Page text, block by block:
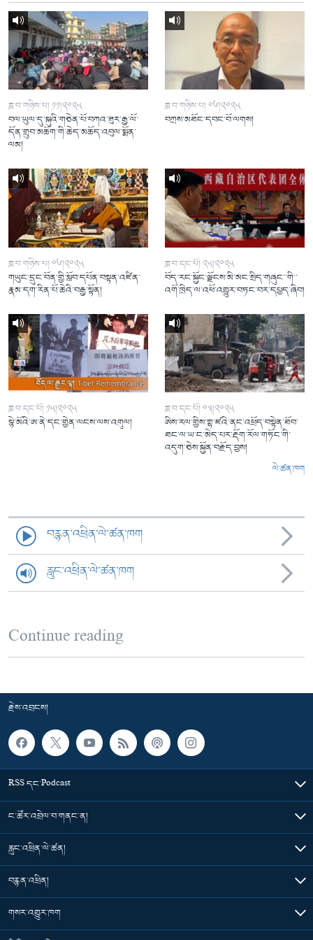
ཟླ་བ་གཉིས་པ། ༡༡།༢༠༢༥
བལ་ཡུལ་དུ་སྐུའི་གཅེན་པོ་བཀའ་ཟུར་རྒྱ་ལོ་
དོན་གྲུབ་མཆོག་གི་ཆེད་མཆོད་འབུལ་སྨོན་
ལམ།
ཟླ་བ་གཉིས་པ། ༠༦།༢༠༢༥
བཀྲས་མཐོང་དབང་བོ་ལགས།
ཟླ་བ་གཉིས་པ། ༠༦།༢༠༢༥
གཡུང་དྲུང་བོན་གྱི་སློབ་དཔོན་བསྟན་འཛིན་
རྣམ་དག་རིན་པོ་ཆེའི་བརྒྱ་སྟོན།
ཟླ་བ་དང་པོ། ༢༥།༢༠༢༥
བོད་རང་སྐྱོང་ལྗོངས་མི་མང་སྲིད་གཞུང་་གི་་
འགོ་ཁྲིད་ལ་འཕོ་འགྱུར་བཏང་བར་དཔྱད་ཞིབ།
ཟླ་བ་དང་པོ། ༡༥།༢༠༢༥
སྙེ་མོའི་ཨ་ནེ་དང་གྱེན་ལངས་ལས་འགུལ།
ཟླ་བ་དང་པོ། ༠༣།༢༠༢༥
ཨིས་རལ་གྱིས་གྷ་ཛའི་ནང་འཕྲོད་བསྟེན་ཐོབ་
ཐང་ལ་ཡ་ང་མེད་པར་རྡོག་རོལ་གཏོང་གི་
འདུག་ཅེས་སྐྱོན་བརྗོད་བྱས།
ལེ་ཚན་ཁག
བརྙན་འཕྲིན་ལེ་ཚན་ཁག
རླུང་འཕྲིན་ལེ་ཚན་ཁག
Continue reading
རྗེས་འབྲངས།
RSS དང་Podcast
ང་ཚོར་འབྲེལ་བ་གནང་ན།
རླུང་འཕྲིན་ལེ་ཚན།
བརྙན་འཕྲིན།
གསར་འགྱུར་ཁག